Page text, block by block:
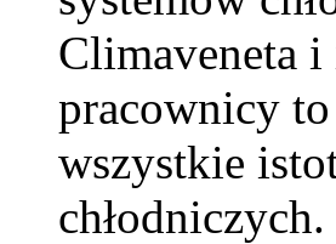
Climaveneta i
pracownicy
wszystkie